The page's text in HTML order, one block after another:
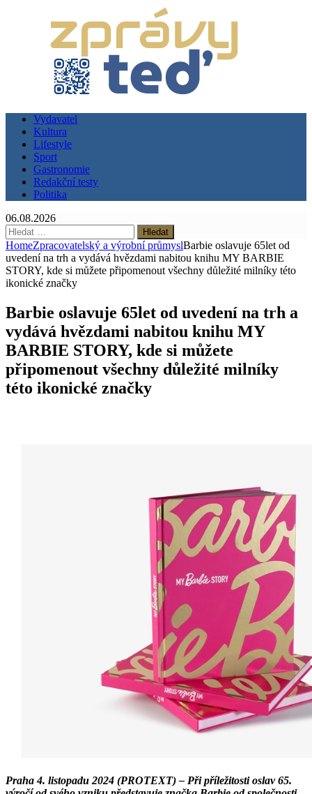
Vydavatel
Kultura
Lifestyle
Sport
Gastronomie
Redakční testy
Politika
06.08.2026
Vyhledávání
HomeZpracovatelský a výrobní průmyslBarbie oslavuje 65let od
uvedení na trh a vydává hvězdami nabitou knihu MY BARBIE
STORY, kde si můžete připomenout všechny důležité milníky této
ikonické značky
Barbie oslavuje 65let od uvedení na trh a
vydává hvězdami nabitou knihu MY
BARBIE STORY, kde si můžete
připomenout všechny důležité milníky
této ikonické značky
Praha 4. listopadu 2024 (PROTEXT) – Při příležitosti oslav 65.